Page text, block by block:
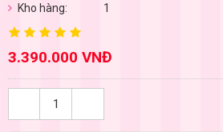
Kho hàng:
1
3.390.000 VNĐ